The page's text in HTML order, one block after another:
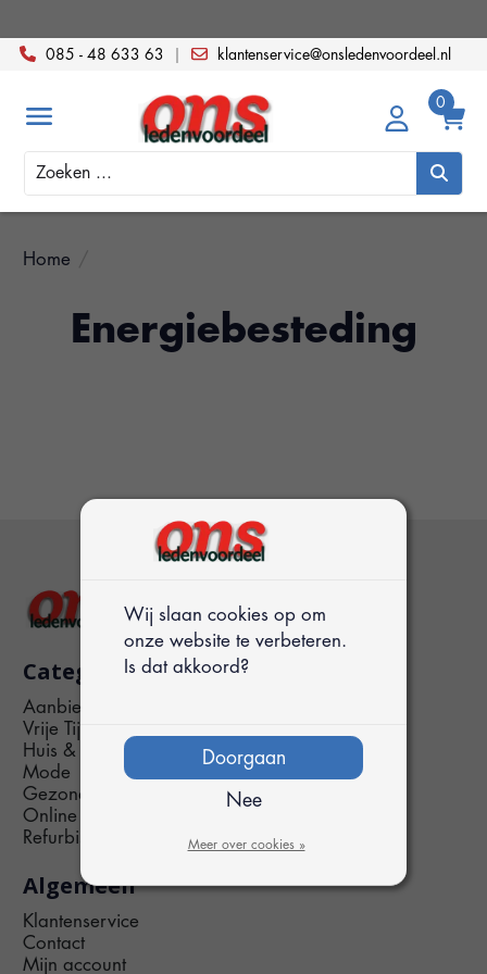
085 - 48 633 63 klantenservice@onsledenvoordeel.nl
Zoeken
Home
Energiebesteding
Categorieën
Aanbiedingen
Vrije Tijd
Huis & Tuin
Mode
Gezondheid
Online & Telefonie
Refurbished
Algemeen
Klantenservice
Contact
Mijn account
Wij slaan cookies op om
onze website te verbeteren.
Is dat akkoord?
Doorgaan
Nee
Meer over cookies »